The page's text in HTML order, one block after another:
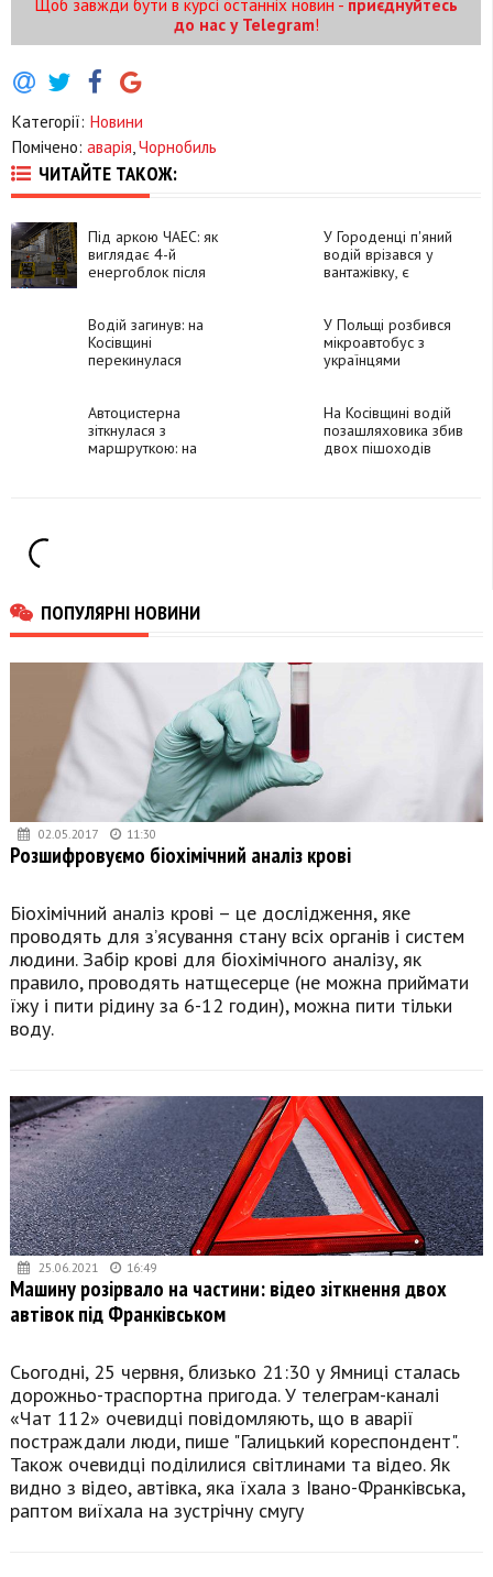
Щоб завжди бути в курсі останніх новин - приєднуйтесь
до нас у Telegram!
Категорії: Новини
Помічено: аварія Чорнобиль
ЧИТАЙТЕ ТАКОЖ:
Під аркою ЧАЕС: як
виглядає 4-й
енергоблок після
У Городенці п'яний
водій врізався у
вантажівку, є
Водій загинув: на
Косівщині
перекинулася
У Польщі розбився
мікроавтобус з
українцями
Автоцистерна
зіткнулася з
маршруткою: на
На Косівщині водій
позашляховика збив
двох пішоходів
ПОПУЛЯРНІ НОВИНИ
02.05.2017 11:30
Розшифровуємо біохімічний аналіз крові
Біохімічний аналіз крові – це дослідження, яке
проводять для з’ясування стану всіх органів і систем
людини. Забір крові для біохімічного аналізу, як
правило, проводять натщесерце (не можна приймати
їжу і пити рідину за 6-12 годин), можна пити тільки
воду.
25.06.2021 16:49
Машину розірвало на частини: відео зіткнення двох
автівок під Франківськом
Сьогодні, 25 червня, близько 21:30 у Ямниці сталась
дорожньо-траспортна пригода. У телеграм-каналі
«Чат 112» очевидці повідомляють, що в аварії
постраждали люди, пише "Галицький кореспондент".
Також очевидці поділилися світлинами та відео. Як
видно з відео, автівка, яка їхала з Івано-Франківська,
раптом виїхала на зустрічну смугу